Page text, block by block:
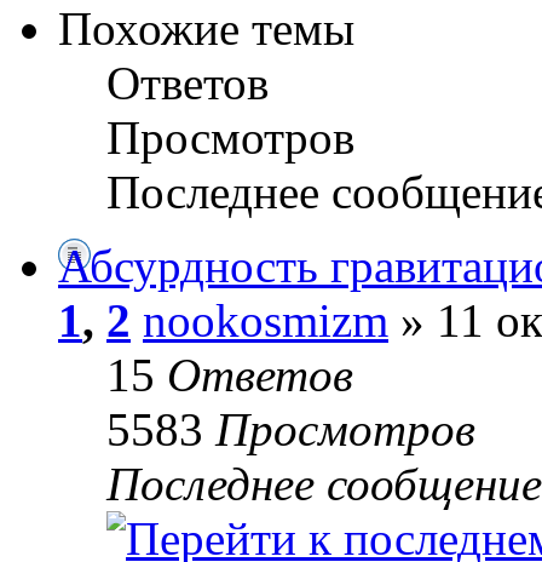
Похожие темы
Ответов
Просмотров
Последнее
Абсурдность
1, 2 nookosmizm » 11
15 Ответов
5583 Просмотров
Последнее